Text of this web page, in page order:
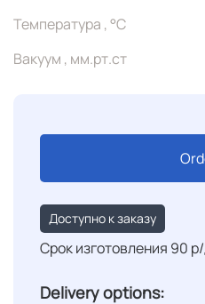
Температура , °C
Вакуум , мм.рт.ст
Доступно к заказу
Срок изготовления 90
Delivery options: